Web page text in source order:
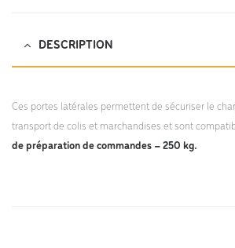
DESCRIPTION
Ces portes latérales permettent de sécuriser le
transport de colis et marchandises et sont
de préparation de commandes – 250 kg.